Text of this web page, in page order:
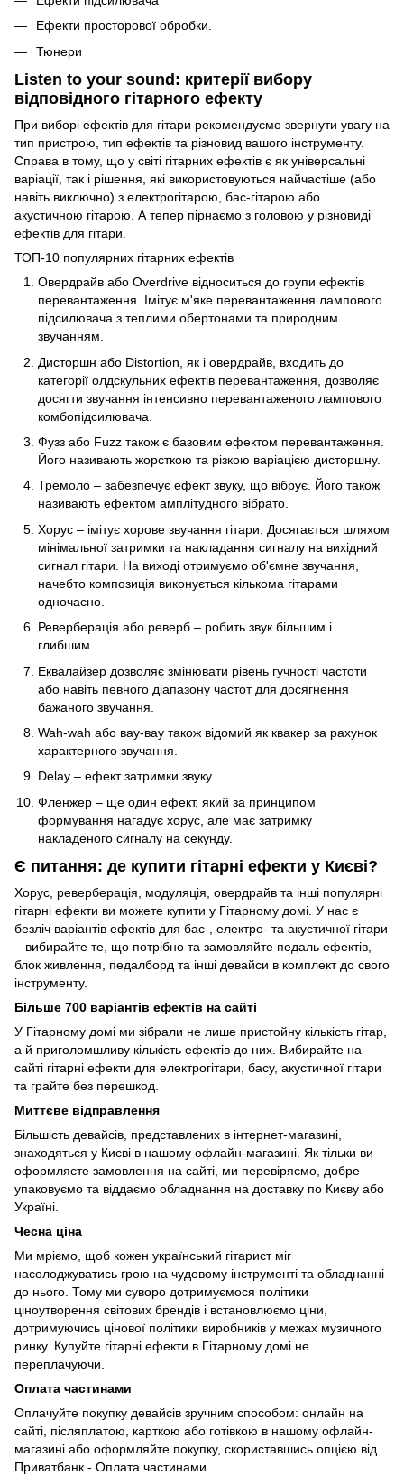
Ефекти просторової обробки.
Тюнери
Listen to your sound: критерії вибору
відповідного гітарного ефекту
При виборі ефектів для гітари рекомендуємо звернути увагу на
тип пристрою, тип ефектів та різновид вашого інструменту.
Справа в тому, що у світі гітарних ефектів є як універсальні
варіації, так і рішення, які використовуються найчастіше (або
навіть виключно) з електрогітарою, бас-гітарою або
акустичною гітарою. А тепер пірнаємо з головою у різновиді
ефектів для гітари.
ТОП-10 популярних гітарних ефектів
Овердрайв або Overdrive відноситься до групи ефектів
перевантаження. Імітує м'яке перевантаження лампового
підсилювача з теплими обертонами та природним
звучанням.
Дисторшн або Distortion, як і овердрайв, входить до
категорії олдскульних ефектів перевантаження, дозволяє
досягти звучання інтенсивно перевантаженого лампового
комбопідсилювача.
Фузз або Fuzz також є базовим ефектом перевантаження.
Його називають жорсткою та різкою варіацією дисторшну.
Тремоло – забезпечує ефект звуку, що вібрує. Його також
називають ефектом амплітудного вібрато.
Хорус – імітує хорове звучання гітари. Досягається шляхом
мінімальної затримки та накладання сигналу на вихідний
сигнал гітари. На виході отримуємо об'ємне звучання,
начебто композиція виконується кількома гітарами
одночасно.
Реверберація або реверб – робить звук більшим і
глибшим.
Еквалайзер дозволяє змінювати рівень гучності частоти
або навіть певного діапазону частот для досягнення
бажаного звучання.
Wah-wah або вау-вау також відомий як квакер за рахунок
характерного звучання.
Delay – ефект затримки звуку.
Фленжер – ще один ефект, який за принципом
формування нагадує хорус, але має затримку
накладеного сигналу на секунду.
Є питання: де купити гітарні ефекти у Києві?
Хорус, реверберація, модуляція, овердрайв та інші популярні
гітарні ефекти ви можете купити у Гітарному домі. У нас є
безліч варіантів ефектів для бас-, електро- та акустичної гітари
– вибирайте те, що потрібно та замовляйте педаль ефектів,
блок живлення, педалборд та інші девайси в комплект до свого
інструменту.
Більше 700 варіантів ефектів на сайті
У Гітарному домі ми зібрали не лише пристойну кількість гітар,
а й приголомшливу кількість ефектів до них. Вибирайте на
сайті гітарні ефекти для електрогітари, басу, акустичної гітари
та грайте без перешкод.
Миттєве відправлення
Більшість девайсів, представлених в інтернет-магазині,
знаходяться у Києві в нашому офлайн-магазині. Як тільки ви
оформляєте замовлення на сайті, ми перевіряємо, добре
упаковуємо та віддаємо обладнання на доставку по Києву або
Україні.
Чесна ціна
Ми мріємо, щоб кожен український гітарист міг
насолоджуватись грою на чудовому інструменті та обладнанні
до нього. Тому ми суворо дотримуємося політики
ціноутворення світових брендів і встановлюємо ціни,
дотримуючись цінової політики виробників у межах музичного
ринку. Купуйте гітарні ефекти в Гітарному домі не
переплачуючи.
Оплата частинами
Оплачуйте покупку девайсів зручним способом: онлайн на
сайті, післяплатою, карткою або готівкою в нашому офлайн-
магазині або оформляйте покупку, скориставшись опцією від
Приватбанк - Оплата частинами.